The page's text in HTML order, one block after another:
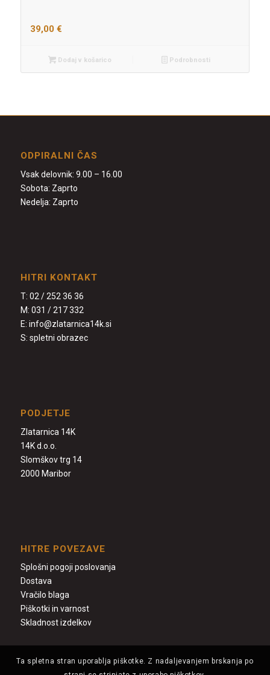
39,00 €
Dodaj v košarico Podrobnosti
ODPIRALNI ČAS
Vsak delovnik: 9.00 – 16.00
Sobota: Zaprto
Nedelja: Zaprto
HITRI KONTAKT
T: 02 / 252 36 36
M: 031 / 217 332
E: info@zlatarnica14k.si
S: spletni obrazec
PODJETJE
Zlatarnica 14K
14K d.o.o.
Slomškov trg 14
2000 Maribor
HITRE POVEZAVE
Splošni pogoji poslovanja
Dostava
Vračilo blaga
Piškotki in varnost
Skladnost izdelkov
Ta spletna stran uporablja piškotke. Z nadaljevanjem brskanja po